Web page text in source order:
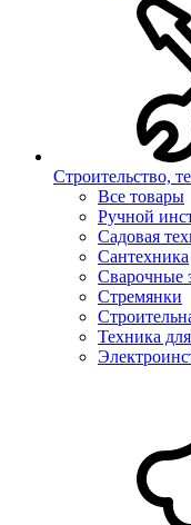
Строительство,
Все товары
Ручной
Садовая
Сантехника
Сварочные
Стремянки
Техника